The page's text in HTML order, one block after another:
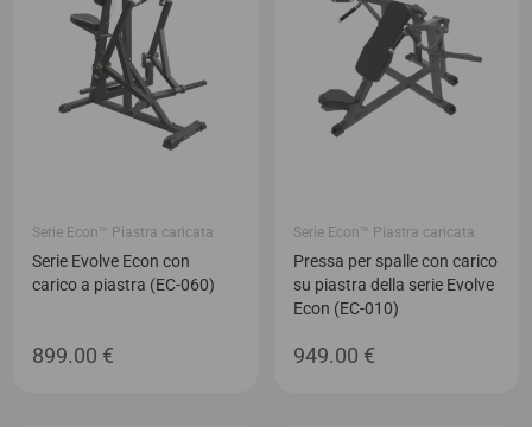
Serie Econ™ Piastra caricata
Serie Evolve Econ con
carico a piastra (EC-060)
899.00 €
Serie Econ™ Piastra caricata
Pressa per spalle con carico
su piastra della serie Evolve
Econ (EC-010)
949.00 €